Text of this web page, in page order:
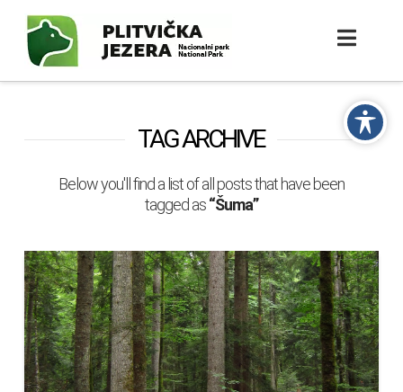
TAG ARCHIVE
Below you'll find a list of all posts that have been
tagged as“Šuma”